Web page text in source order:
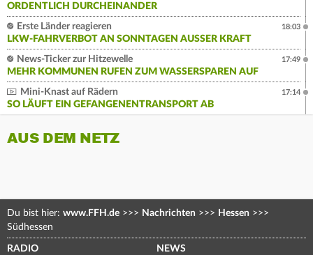
ORDENTLICH DURCHEINANDER
Erste Länder reagieren
LKW-FAHRVERBOT AN SONNTAGEN AUSSER KRAFT
18:03
News-Ticker zur Hitzewelle
MEHR KOMMUNEN RUFEN ZUM WASSERSPAREN AUF
17:49
Mini-Knast auf Rädern
SO LÄUFT EIN GEFANGENENTRANSPORT AB
17:14
AUS DEM NETZ
Du bist hier: www.FFH.de >>> Nachrichten >>> Hessen >>>
Südhessen
RADIO NEWS